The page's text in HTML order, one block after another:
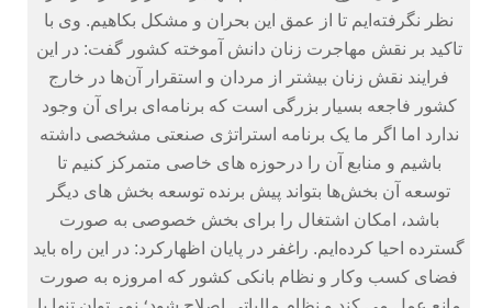
نظر نگرفته‌ایم تا از عمق این بحران و مشکل بکاهیم.‏ وی با
تاکید بر نقش مهاجرت زنان دانش آموخته کشور گفت: در این
فرایند نقش زنان بیشتر از مردان و استقرار آن‌ها در خارج
کشور فاجعه بسیار بزرگی است که برنامه‌ای برای آن وجود
ندارد اما اگر ما یک برنامه استراتژی صنعتی مشخصی داشته
باشیم و منابع آن را درحوزه های خاصی متمرکز کنیم تا
توسعه آن بخش‌ها بتواند پیش برنده توسعه بخش های دیگر
باشد، امکان اشتغال را برای بخش خصوصی به صورت
گسترده احیا کرده‌ایم.‏ راغفر در پایان اظهارکرد: در این راه باید
فضای کسب وکار و نظام بانکی کشور که امروزه به صورت